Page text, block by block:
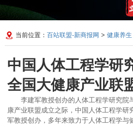
当前位置： 百站联盟-新商报网 > 健康养生
中国人体工程学研
全国大健康产业联
李建军教授创办的人体工程学研究院
康产业联盟成立之际，中国人体工程学
军教授创办，多年来致力于人体工程学与